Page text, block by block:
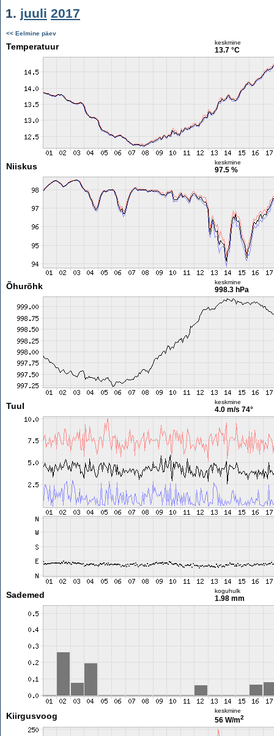
1. juuli 2017
<< Eelmine päev
Temperatuur keskmine
13.7 °C
Niiskus keskmine
97.5 %
Õhurõhk keskmine
998.3 hPa
Tuul keskmine
4.0 m/s 74°
Sademed koguhulk
1.98 mm
Kiirgusvoog
keskmine
56 W/m2